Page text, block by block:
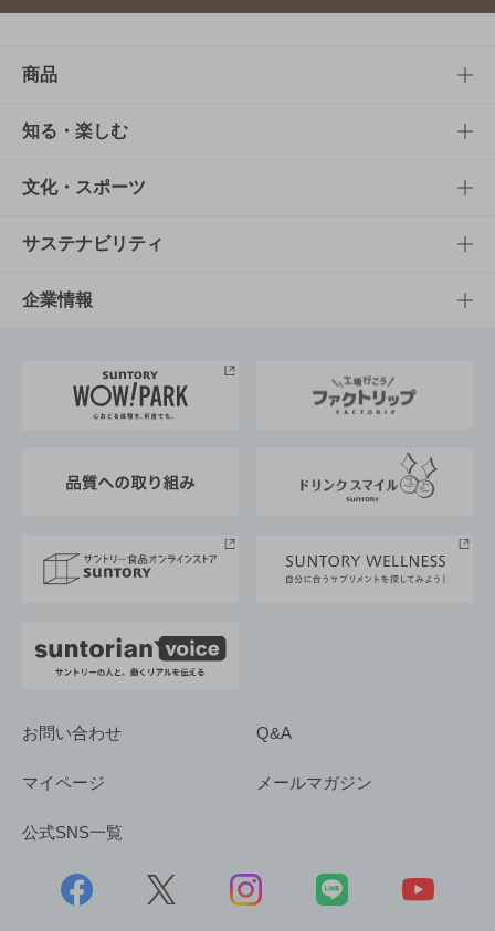
商品
商品TOP
商品一覧
商品発売情報
栄養成分一覧
知る・楽しむ
知る・楽しむTOP
キャンペーン
工場見学
地域情報
文化・スポーツ
文化・スポーツTOP
サントリーホール
サントリーサンバーズ大阪
サステナビリティ
サステナビリティTOP
サントリーが考えるサステナビリティ経営
企業情報
企業概要
採用情報
お問い合わせ Q&A
マイページ メールマガジン
公式SNS一覧